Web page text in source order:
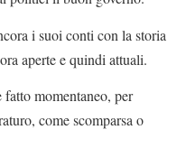
i suoi conti con la storia
aperte e quindi attuali.
momentaneo, per
come scomparsa o